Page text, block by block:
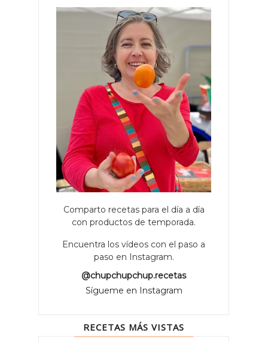
Comparto recetas para el día a día
con productos de temporada.
Encuentra los vídeos con el paso a
paso en Instagram.
@chupchupchup.recetas
Sígueme en Instagram
RECETAS MÁS VISTAS